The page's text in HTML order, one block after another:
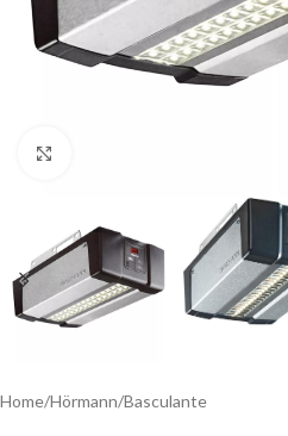
Home/Hörmann/Basculante